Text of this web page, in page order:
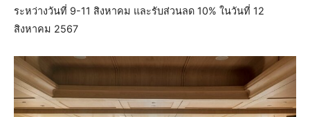
ระหว่างวันที่ 9-11 สิงหาคม และรับส่วนลด 10% ในวันที่ 12
สิงหาคม 2567